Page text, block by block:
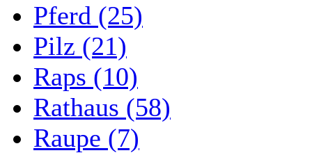
Pferd (25)
Pilz (21)
Raps (10)
Rathaus (58)
Raupe (7)